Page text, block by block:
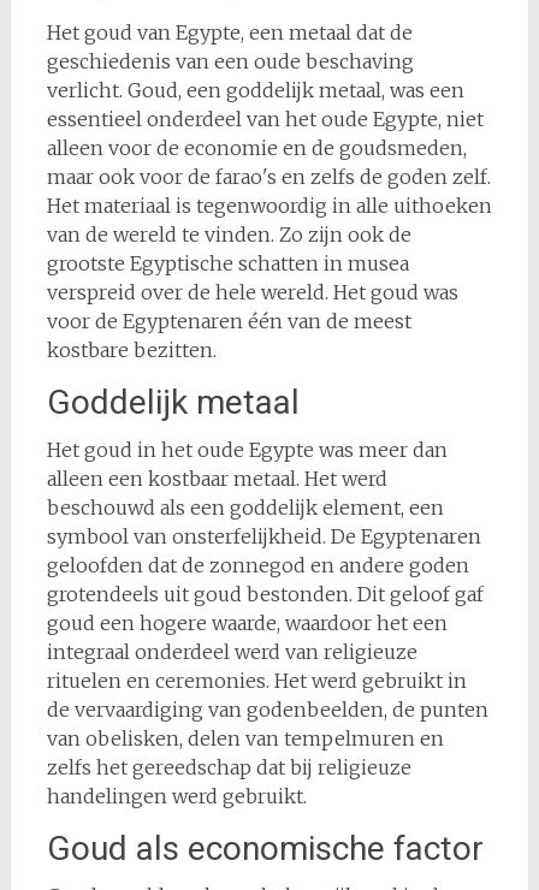
Het goud van Egypte, een metaal dat de
geschiedenis van een oude beschaving
verlicht. Goud, een goddelijk metaal, was een
essentieel onderdeel van het oude Egypte, niet
alleen voor de economie en de goudsmeden,
maar ook voor de farao's en zelfs de goden zelf.
Het materiaal is tegenwoordig in alle uithoeken
van de wereld te vinden. Zo zijn ook de
grootste Egyptische schatten in musea
verspreid over de hele wereld. Het goud was
voor de Egyptenaren één van de meest
kostbare bezitten.
Goddelijk metaal
Het goud in het oude Egypte was meer dan
alleen een kostbaar metaal. Het werd
beschouwd als een goddelijk element, een
symbool van onsterfelijkheid. De Egyptenaren
geloofden dat de zonnegod en andere goden
grotendeels uit goud bestonden. Dit geloof gaf
goud een hogere waarde, waardoor het een
integraal onderdeel werd van religieuze
rituelen en ceremonies. Het werd gebruikt in
de vervaardiging van godenbeelden, de punten
van obelisken, delen van tempelmuren en
zelfs het gereedschap dat bij religieuze
handelingen werd gebruikt.
Goud als economische factor